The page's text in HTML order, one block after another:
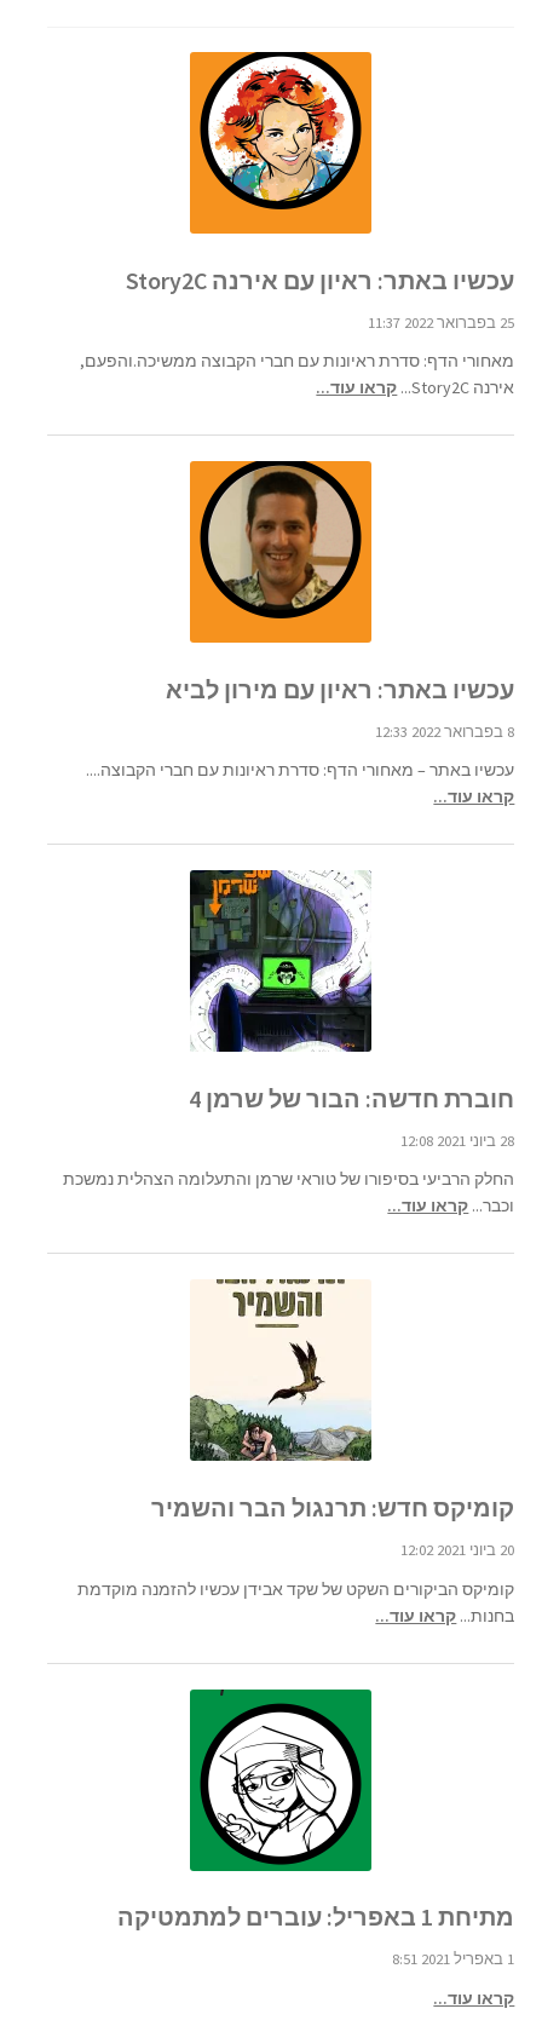
עכשיו באתר: ראיון עם אירנה Story2C
25 בפברואר 2022 11:37
מאחורי הדף: סדרת ראיונות עם חברי הקבוצה ממשיכה.והפעם,
אירנה Story2C...
קראו עוד...
עכשיו באתר: ראיון עם מירון לביא
8 בפברואר 2022 12:33
עכשיו באתר – מאחורי הדף: סדרת ראיונות עם חברי הקבוצה....
קראו עוד...
חוברת חדשה: הבור של שרמן 4
28 ביוני 2021 12:08
החלק הרביעי בסיפורו של טוראי שרמן והתעלומה הצהלית נמשכת
וכבר... קראו עוד...
קומיקס חדש: תרנגול הבר והשמיר
20 ביוני 2021 12:02
קומיקס הביקורים השקט של שקד אבידן עכשיו להזמנה מוקדמת
בחנות... קראו עוד...
מתיחת 1 באפריל: עוברים למתמטיקה
1 באפריל 2021 8:51
קראו עוד...